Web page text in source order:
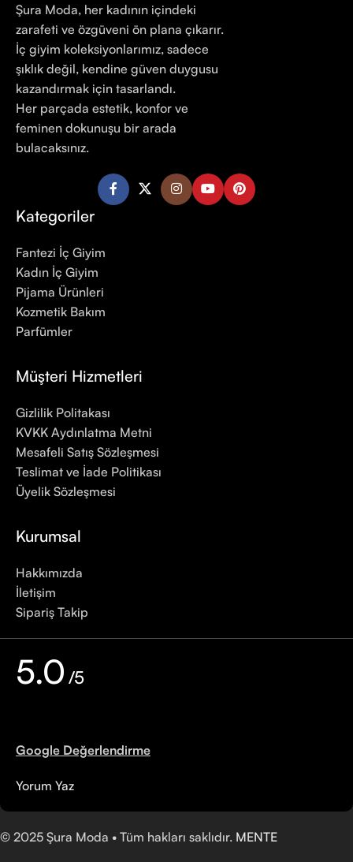
Şura Moda, her kadının içindeki
zarafeti ve özgüveni ön plana çıkarır.
İç giyim koleksiyonlarımız, sadece
şıklık değil, kendine güven duygusu
kazandırmak için tasarlandı.
Her parçada estetik, konfor ve
feminen dokunuşu bir arada
bulacaksınız.
Kategoriler
Fantezi İç Giyim
Kadın İç Giyim
Pijama Ürünleri
Kozmetik Bakım
Parfümler
Müşteri Hizmetleri
Gizlilik Politakası
KVKK Aydınlatma Metni
Mesafeli Satış Sözleşmesi
Teslimat ve İade Politikası
Üyelik Sözleşmesi
Kurumsal
Hakkımızda
İletişim
Sipariş Takip
5.0 /5
Google Değerlendirme
Yorum Yaz
© 2025 Şura Moda • Tüm hakları saklıdır. MENTE